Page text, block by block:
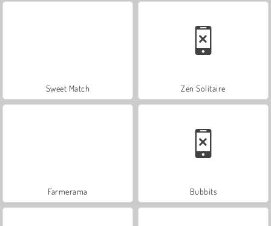
Sweet Match Zen Solitaire
Farmerama Bubbits